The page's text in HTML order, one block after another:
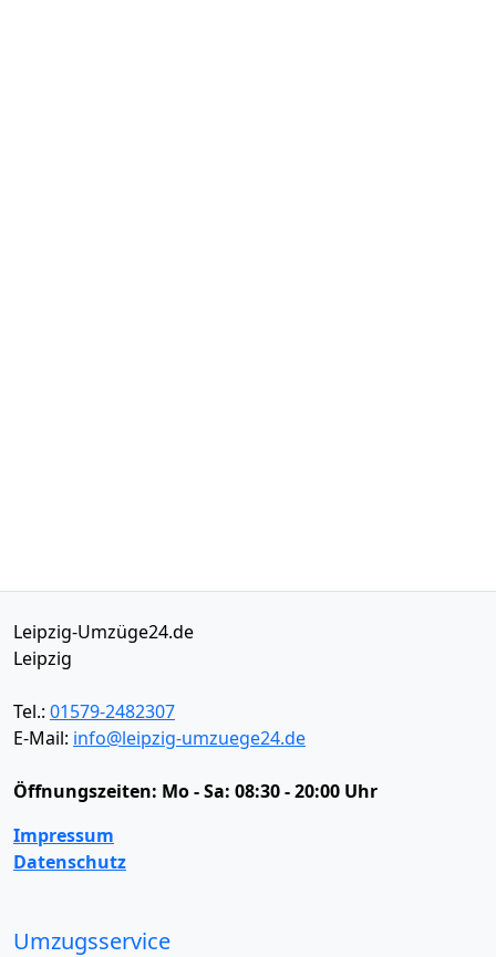
Leipzig-Umzüge24.de
Leipzig
Tel.: 01579-2482307
E-Mail: info@leipzig-umzuege24.de
Öffnungszeiten: Mo - Sa: 08:30 - 20:00 Uhr
Impressum
Datenschutz
Umzugsservice